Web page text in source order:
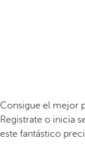
Consigue el mejor
Registrate o inicia
este fantástico